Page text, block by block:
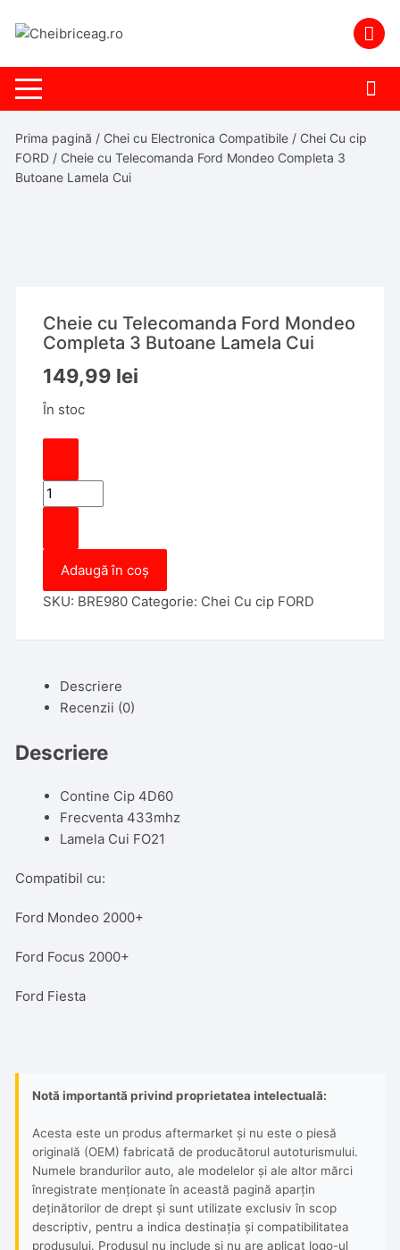
Prima pagină / Chei cu Electronica Compatibile / Chei Cu cip
FORD / Cheie cu Telecomanda Ford Mondeo Completa 3
Butoane Lamela Cui
Cheie cu Telecomanda Ford Mondeo
Completa 3 Butoane Lamela Cui
149,99 lei
În stoc
Cantitate
Cheie
Telecomanda
Ford
Mondeo
Lamela
Cui
Adaugă în coș
SKU: BRE980 Categorie: Chei Cu cip FORD
Descriere
Recenzii (0)
Descriere
Contine Cip 4D60
Frecventa 433mhz
Lamela Cui FO21
Compatibil cu:
Ford Mondeo 2000+
Ford Focus 2000+
Ford Fiesta
Notă importantă privind proprietatea intelectuală:
Acesta este un produs aftermarket și nu este o piesă
originală (OEM) fabricată de producătorul autoturismului.
Numele brandurilor auto, ale modelelor și ale altor mărci
înregistrate menționate în această pagină aparțin
deținătorilor de drept și sunt utilizate exclusiv în scop
descriptiv, pentru a indica destinația și compatibilitatea
produsului. Produsul nu include și nu are aplicat logo-ul